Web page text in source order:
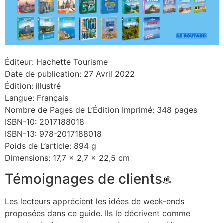
Éditeur: Hachette Tourisme
Date de publication: 27 Avril 2022
Édition: illustré
Langue: Français
Nombre de Pages de L’Édition Imprimé: 348 pages
ISBN-10: 2017188018
ISBN-13: 978-2017188018
Poids de L’article: 894 g
Dimensions: 17,7 x 2,7 x 22,5 cm
Témoignages de clients
Les lecteurs apprécient les idées de week-ends
proposées dans ce guide. Ils le décrivent comme